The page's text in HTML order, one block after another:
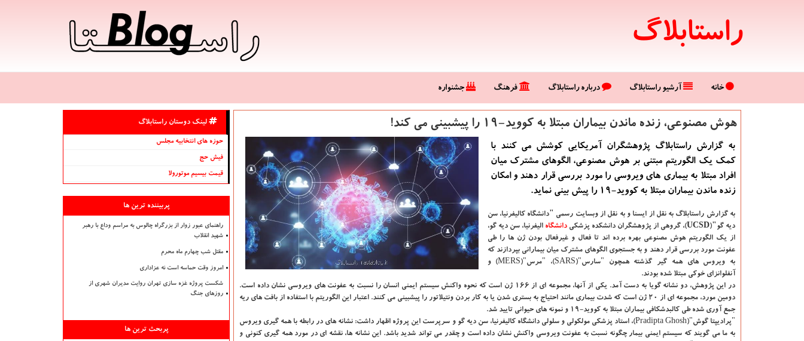
راستابلاگ
خانه آرشیو راستابلاگ درباره راستابلاگ فرهنگ جشنواره
هوش مصنوعی، زنده ماندن بیماران مبتلا به كووید-۱۹ را پیشبینی می كند!
به گزارش راستابلاگ پژوهشگران آمریکایی کوشش می کنند با
کمک یک الگوریتم مبتنی بر هوش مصنوعی، الگوهای مشترک میان
افراد مبتلا به بیماری های ویروسی را مورد بررسی قرار دهند و امکان
زنده ماندن بیماران مبتلا به کووید-۱۹ را پیش بینی نماید.
به گزارش راستابلاگ به نقل از ایسنا و به نقل از وبسایت رسمی "دانشگاه کالیفرنیا، سن
دیه گو"(UCSD)،
گروهی از پژوهشگران دانشکده پزشکیدانشگاه‌ الیفرنیا، سن دیه گو،
از یک الگوریتم هوش مصنوعی بهره برده اند تا فعال و غیرفعال بودن ژن ها را طی
عفونت مورد بررسی قرار دهند و به جستجوی الگوهای مشترک میان بیمارانی بپردازند که
به ویروس های همه گیر گذشته همچون "سارس"(SARS)، "مرس"(MERS) و
آنفلوانزای خوکی مبتلا شده بودند.
در این پژوهش، دو نشانه گویا به دست آمد. یکی از آنها، مجموعه ای از ۱۶۶ ژن است که نحوه واکنش سیستم ایمنی انسان را نسبت به عفونت های ویروسی نشان داده است.
دومین مورد، مجموعه ای از ۲۰ ژن است که شدت بیماری مانند احتیاج به بستری شدن یا به کار بردن ونتیلاتور را پیشبینی می کنند. اعتبار این الگوریتم با استفاده از بافت های ریه
جمع آوری شده طی کالبدشکافی بیماران مبتلا به کووید-۱۹ و نمونه های حیوانی تایید شد.
"پرادیپتا گوش"(Pradipta Ghosh)، استاد پزشکی مولکولی و سلولی دانشگاه کالیفرنیا، سن دیه گو و سرپرست این پروژه اظهار داشت: نشانه های در رابطه با همه گیری ویروس
به ما می گویند که سیستم ایمنی بیمار چگونه نسبت به عفونت ویروسی واکنش نشان داده است و چقدر می تواند شدید باشد. این نشانه ها، نقشه ای در مورد همه گیری کنونی و
لینک دوستان راستابلاگ
حوزه های انتخابیه مجلس
فیش حج
قیمت بیسیم موتورولا
پربیننده ترین ها
راهنمای عبور زوار از بزرگراه چالوس به مراسم وداع با رهبر
شهید انقلاب
مقتل شب چهارم ماه محرم
امروز وقت حماسه است نه عزاداری
شکست پروژه غزه سازی تهران روایت مدیران شهری از
روزهای جنگ
پربحث ترین ها